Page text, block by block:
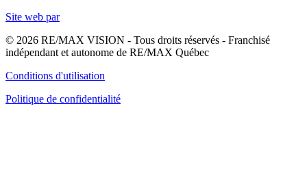
Site web par
© 2026 RE/MAX VISION - Tous droits réservés - Franchisé
indépendant et autonome de RE/MAX Québec
Conditions d'utilisation
Politique de confidentialité